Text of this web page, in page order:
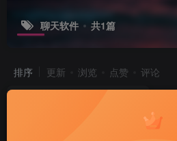
聊天软件 共1篇
排序 更新 浏览 点赞 评论